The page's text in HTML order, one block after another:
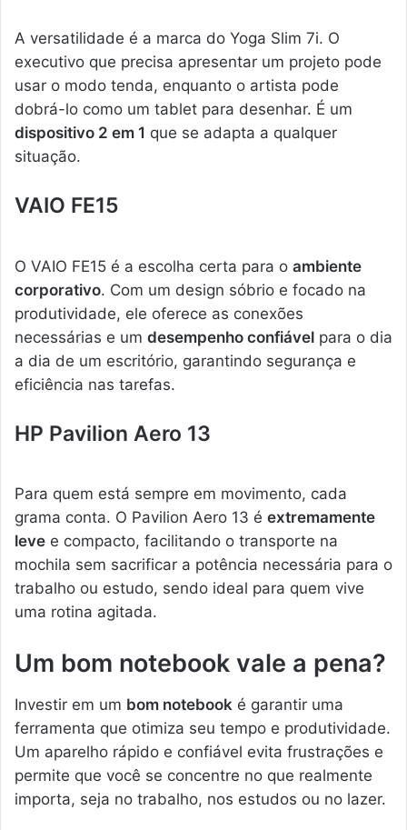
A versatilidade é a marca do Yoga Slim 7i. O
executivo que precisa apresentar um projeto pode
usar o modo tenda, enquanto o artista pode
dobrá-lo como um tablet para desenhar. É um
dispositivo 2 em 1 que se adapta a qualquer
situação.
VAIO FE15
O VAIO FE15 é a escolha certa para o ambiente
corporativo. Com um design sóbrio e focado na
produtividade, ele oferece as conexões
necessárias e um desempenho confiável para o dia
a dia de um escritório, garantindo segurança e
eficiência nas tarefas.
HP Pavilion Aero 13
Para quem está sempre em movimento, cada
grama conta. O Pavilion Aero 13 é extremamente
leve e compacto, facilitando o transporte na
mochila sem sacrificar a potência necessária para o
trabalho ou estudo, sendo ideal para quem vive
uma rotina agitada.
Um bom notebook vale a pena?
Investir em um bom notebook é garantir uma
ferramenta que otimiza seu tempo e produtividade.
Um aparelho rápido e confiável evita frustrações e
permite que você se concentre no que realmente
importa, seja no trabalho, nos estudos ou no lazer.